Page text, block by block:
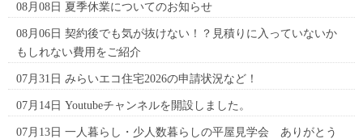
08月08日 夏季休業についてのお知らせ
08月06日 契約後でも気が抜けない！？見積りに入っていないか
もしれない費用をご紹介
07月31日 みらいエコ住宅2026の申請状況など！
07月14日 Youtubeチャンネルを開設しました。
07月13日 一人暮らし・少人数暮らしの平屋見学会 ありがとう